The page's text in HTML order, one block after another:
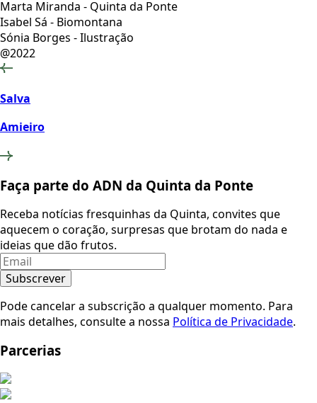
Marta Miranda - Quinta da Ponte
Isabel Sá - Biomontana
Sónia Borges - Ilustração
@2022
Salva
Amieiro
Faça parte do ADN da Quinta da Ponte
Receba notícias fresquinhas da Quinta, convites que
aquecem o coração, surpresas que brotam do nada e
ideias que dão frutos.
Subscrever
Pode cancelar a subscrição a qualquer momento. Para
mais detalhes, consulte a nossa Política de Privacidade.
Parcerias